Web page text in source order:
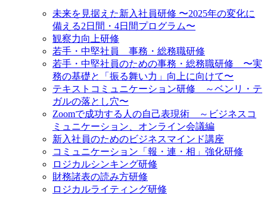
未来を見据えた新入社員研修 〜2025年の変化に
備える2日間・4日間プログラム〜
観察力向上研修
若手・中堅社員 事務・総務職研修
若手・中堅社員のための事務・総務職研修 〜実
務の基礎と「振る舞い力」向上に向けて〜
テキストコミュニケーション研修 ～ベンリ・テ
ガルの落とし穴〜
Zoomで成功する人の自己表現術 ～ビジネスコ
ミュニケーション、オンライン会議編
新入社員のためのビジネスマインド講座
コミュニケーション「報・連・相」強化研修
ロジカルシンキング研修
財務諸表の読み方研修
ロジカルライティング研修